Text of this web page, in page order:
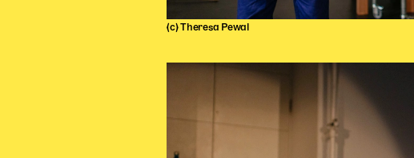
(c) Theresa Pewal